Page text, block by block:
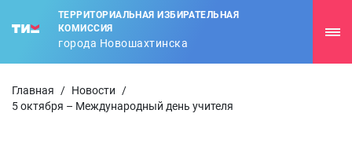
ТЕРРИТОРИАЛЬНАЯ ИЗБИРАТЕЛЬНАЯ
КОМИССИЯ
города Новошахтинска
Главная / Новости
/
5 октября – Международный день учителя